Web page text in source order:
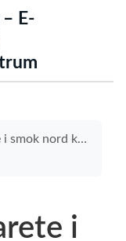
E-
praktyczna dla początkujących
i